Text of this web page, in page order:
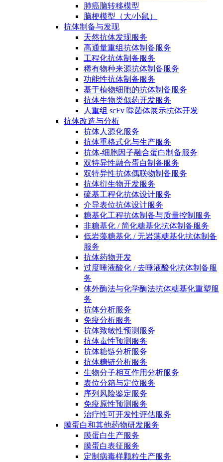
肺癌脑转移模型
脑梗模型（大/小鼠）
抗体制备与发现
天然抗体发现服务
高通量重组抗体制备服务
工程化抗体制备服务
稀有物种来源抗体制备服务
功能性抗体制备服务
基于植物细胞的抗体制备服务
抗体生物类似药开发服务
人重组 scFv 噬菌体展示抗体开发
抗体改造与分析
抗体人源化服务
抗体重格式化与生产服务
抗体-细胞因子融合蛋白制备服务
双特异性融合蛋白制备服务
双特异性抗体偶联物制备服务
抗体衍生物开发服务
硫基工程化抗体设计服务
介导表位抗体设计服务
糖基化工程抗体制备与质量控制服务
非糖基化 / 简化糖基化抗体制备服务
低岩藻糖基化 / 无岩藻糖基化抗体制备
服务
抗体药物开发
过度唾液酸化 / 去唾液酸化抗体制备服
务
体外酶法与化学酶法抗体糖基化重塑服
务
抗体分析服务
免疫分析服务
抗体致敏性预测服务
抗体毒性预测服务
抗体糖链分析服务
抗体糖链分析服务
生物分子相互作用分析服务
表位分箱与定位服务
序列风险鉴定服务
免疫原性预测服务
治疗性可开发性评估服务
膜蛋白和其他药物研发服务
膜蛋白生产服务
膜蛋白表征服务
定制病毒样颗粒生产服务